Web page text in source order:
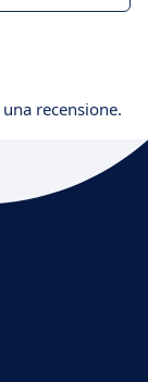
recensione.